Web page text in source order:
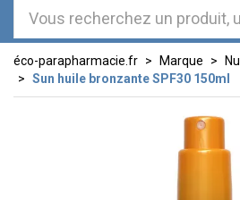
éco-parapharmacie.fr Marque
Sun huile bronzante SPF30 150ml